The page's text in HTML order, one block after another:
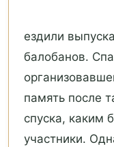
ездили
балобанов.
память после
спуска, каким
участники.